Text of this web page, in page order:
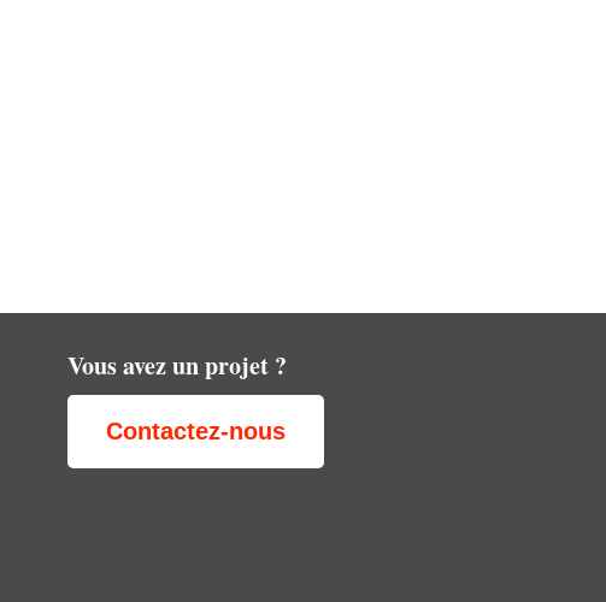
Vous avez un projet ?
Contactez-nous